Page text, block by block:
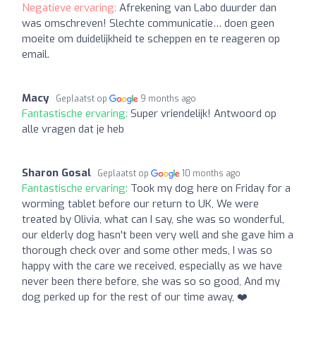
Negatieve ervaring: Afrekening van Labo duurder dan
was omschreven! Slechte communicatie… doen geen
moeite om duidelijkheid te scheppen en te reageren op
email.
Macy Geplaatst op 9 months ago
Fantastische ervaring: Super vriendelijk! Antwoord op
alle vragen dat je heb
Sharon Gosal Geplaatst op 10 months ago
Fantastische ervaring: Took my dog here on Friday for a
worming tablet before our return to UK, We were
treated by Olivia, what can I say, she was so wonderful,
our elderly dog hasn't been very well and she gave him a
thorough check over and some other meds, I was so
happy with the care we received, especially as we have
never been there before, she was so so good, And my
dog perked up for the rest of our time away, ❤️